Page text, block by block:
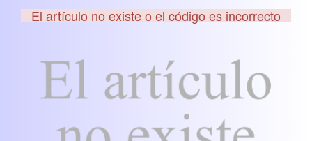
El artículo no existe o el código es incorrecto